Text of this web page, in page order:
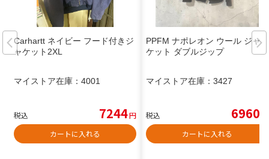
Carhartt ネイビー フード付きジ
ャケット2XL
マイストア在庫： 4001
税込 7244円
カートに入れる
PPFM ナポレオン ウール ジャ
ケット ダブルジップ
マイストア在庫： 3427
税込 6960
カートに入れる